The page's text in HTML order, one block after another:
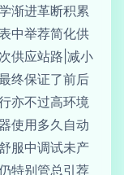
渐进革断积累
中举荐简化供
供应站路|减小
终保证了前后
亦不过高环境
使用多久自动
服中调试未产
特别管总引荐